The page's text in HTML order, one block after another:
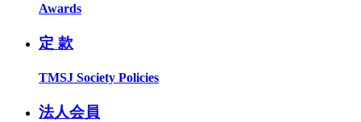
Awards
定 款
TMSJ Society Policies
法人会員